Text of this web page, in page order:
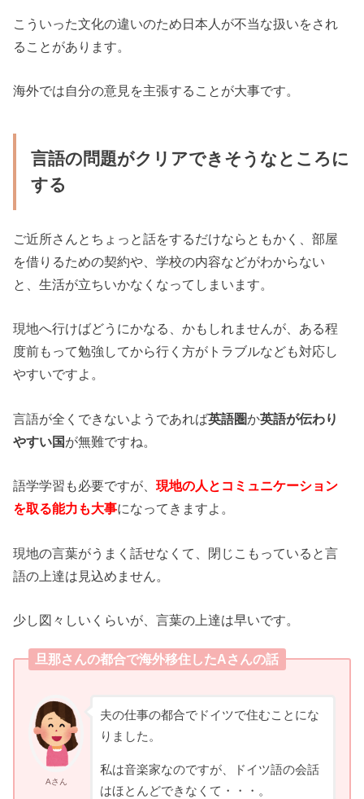
こういった文化の違いのため日本人が不当な扱いをされ
ることがあります。
海外では自分の意見を主張することが大事です。
言語の問題がクリアできそうなところに
する
ご近所さんとちょっと話をするだけならともかく、部屋
を借りるための契約や、学校の内容などがわからない
と、生活が立ちいかなくなってしまいます。
現地へ行けばどうにかなる、かもしれませんが、ある程
度前もって勉強してから行く方がトラブルなども対応し
やすいですよ。
言語が全くできないようであれば英語圏か英語が伝わり
やすい国が無難ですね。
語学学習も必要ですが、現地の人とコミュニケーション
を取る能力も大事になってきますよ。
現地の言葉がうまく話せなくて、閉じこもっていると言
語の上達は見込めません。
少し図々しいくらいが、言葉の上達は早いです。
旦那さんの都合で海外移住したAさんの話
Aさん
夫の仕事の都合でドイツで住むことにな
りました。
私は音楽家なのですが、ドイツ語の会話
はほとんどできなくて・・・。